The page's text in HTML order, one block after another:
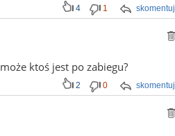
skomentuj
4 1
ktoś jest po zabiegu?
skomentuj
2 0